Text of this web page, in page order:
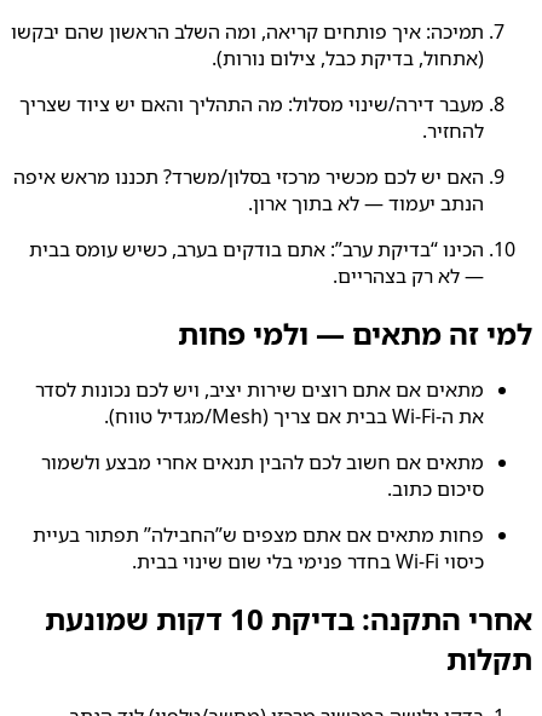
תמיכה: איך פותחים קריאה, ומה השלב הראשון שהם יבקשו
(אתחול, בדיקת כבל, צילום נורות).
מעבר דירה/שינוי מסלול: מה התהליך והאם יש ציוד שצריך
להחזיר.
האם יש לכם מכשיר מרכזי בסלון/משרד? תכננו מראש איפה
הנתב יעמוד — לא בתוך ארון.
הכינו “בדיקת ערב”: אתם בודקים בערב, כשיש עומס בבית
— לא רק בצהריים.
למי זה מתאים — ולמי פחות
מתאים אם אתם רוצים שירות יציב, ויש לכם נכונות לסדר
את ה‑Wi‑Fi בבית אם צריך (Mesh/מגדיל טווח).
מתאים אם חשוב לכם להבין תנאים אחרי מבצע ולשמור
סיכום כתוב.
פחות מתאים אם אתם מצפים ש”החבילה” תפתור בעיית
כיסוי Wi‑Fi בחדר פנימי בלי שום שינוי בבית.
אחרי התקנה: בדיקת 10 דקות שמונעת
תקלות